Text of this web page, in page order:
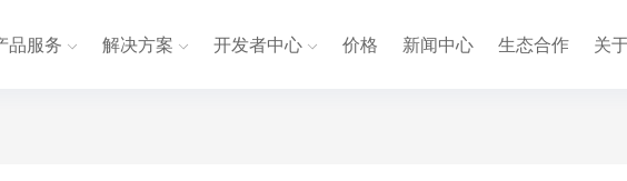
品服务 解决方案 开发者中心 价格 新闻中心 生态合作 关